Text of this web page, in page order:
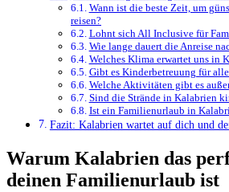
Wann ist die beste Zeit, um
reisen?
Lohnt sich All Inclusive für
Wie lange dauert die Anreise
Welches Klima erwartet uns in
Gibt es Kinderbetreuung für
Welche Aktivitäten gibt es
Sind die Strände in Kalabrien
Ist ein Familienurlaub in
Fazit: Kalabrien wartet auf dich und
Warum Kalabrien das
deinen Familienurlaub ist